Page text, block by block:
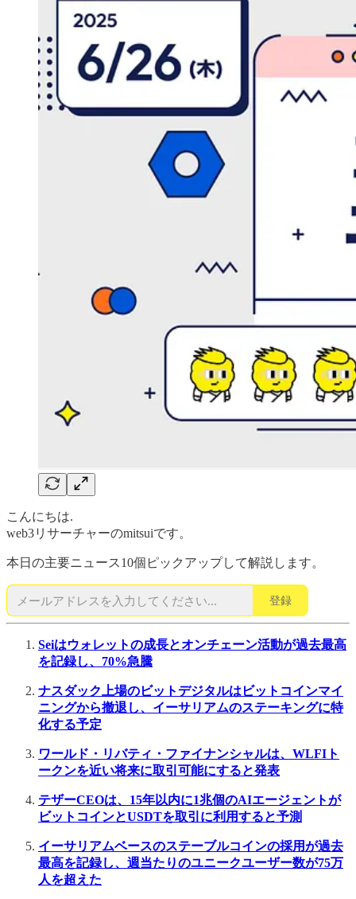
こんにちは.
web3リサーチャーのmitsuiです。
本日の主要ニュース10個ピックアップして解説します。
登録
Seiはウォレットの成長とオンチェーン活動が過去最高
を記録し、70%急騰
ナスダック上場のビットデジタルはビットコインマイ
ニングから撤退し、イーサリアムのステーキングに特
化する予定
ワールド・リバティ・ファイナンシャルは、WLFIト
ークンを近い将来に取引可能にすると発表
テザーCEOは、15年以内に1兆個のAIエージェントが
ビットコインとUSDTを取引に利用すると予測
イーサリアムベースのステーブルコインの採用が過去
最高を記録し、週当たりのユニークユーザー数が75万
人を超えた